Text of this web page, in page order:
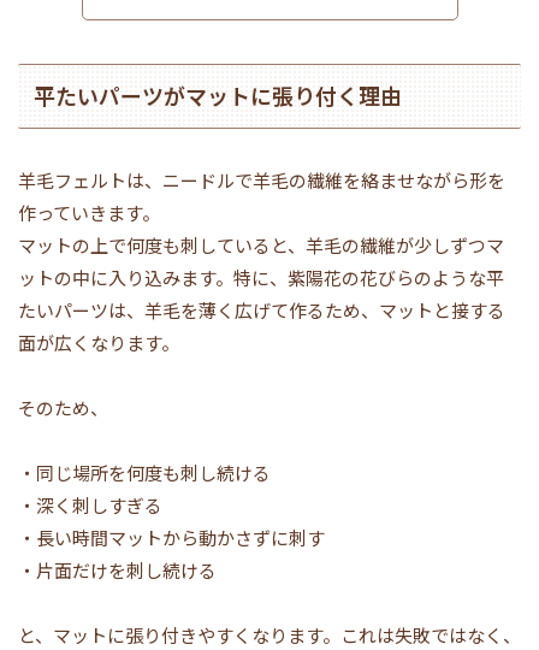
平たいパーツがマットに張り付く理由
羊毛フェルトは、ニードルで羊毛の繊維を絡ませながら形を
作っていきます。
マットの上で何度も刺していると、羊毛の繊維が少しずつマ
ットの中に入り込みます。特に、紫陽花の花びらのような平
たいパーツは、羊毛を薄く広げて作るため、マットと接する
面が広くなります。
そのため、
・同じ場所を何度も刺し続ける
・深く刺しすぎる
・長い時間マットから動かさずに刺す
・片面だけを刺し続ける
と、マットに張り付きやすくなります。これは失敗ではなく、